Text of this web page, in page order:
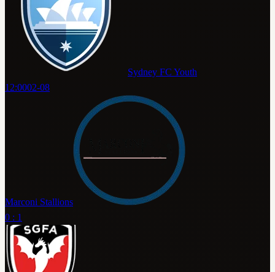
Sydney FC Youth
12:0002-08
Marconi Stallions
0 : 1